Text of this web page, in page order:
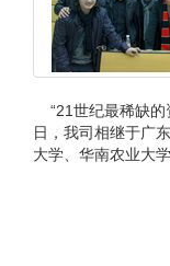
“21世纪最稀缺
日，我司相继于广
大学、华南农业大